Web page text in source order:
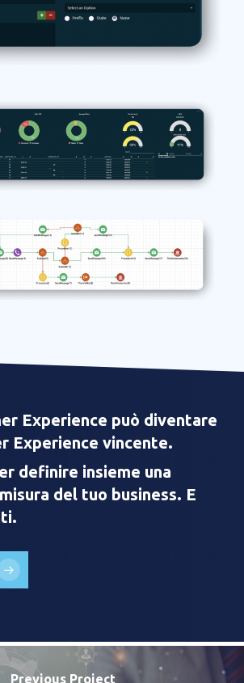
Experience può diventare
Experience vincente.
definire insieme una
del tuo business. E
Previous Project